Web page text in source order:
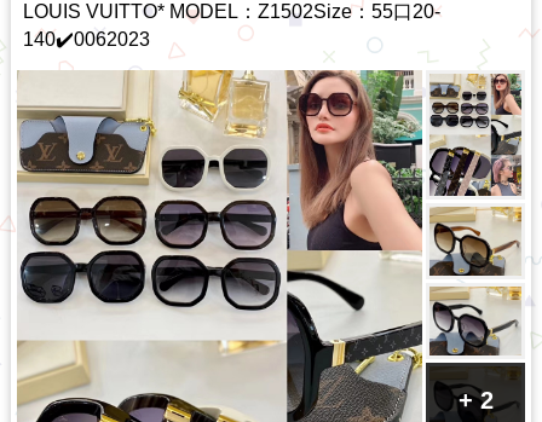
LOUIS VUITTO* MODEL：Z1502Size：55口20-
140✔️0062023
+ 2